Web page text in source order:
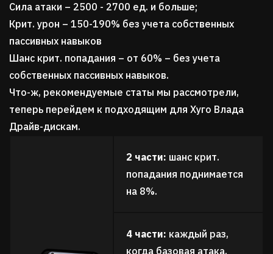
Сила атаки – 2500 - 2700 ед. и больше;
Крит. урон – 150-190% без учета собственных
пассивных навыков
Шанс крит. попадания – от 60% – без учета
собственных пассивных навыков.
Что-ж, рекомендуемые статы мы рассмотрели,
теперь перейдем к подходящим для Хуго Влада
Драйв-дискам.
2 части: шанс крит.
попадания поднимается
на 8%.
4 части: каждый раз,
когда базовая атака,